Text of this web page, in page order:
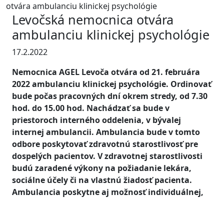
otvára ambulanciu klinickej psychológie
Levočská nemocnica otvára
ambulanciu klinickej psychológie
17.2.2022
Nemocnica AGEL Levoča otvára od 21. februára
2022 ambulanciu klinickej psychológie. Ordinovať
bude počas pracovných dní okrem stredy, od 7.30
hod. do 15.00 hod. Nachádzať sa bude v
priestoroch interného oddelenia, v bývalej
internej ambulancii. Ambulancia bude v tomto
odbore poskytovať zdravotnú starostlivosť pre
dospelých pacientov. V zdravotnej starostlivosti
budú zaradené výkony na požiadanie lekára,
sociálne účely či na vlastnú žiadosť pacienta.
Ambulancia poskytne aj možnosť individuálnej,